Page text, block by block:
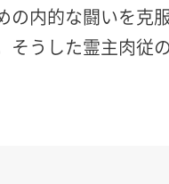
の内的な闘いを克
そうした霊主肉従